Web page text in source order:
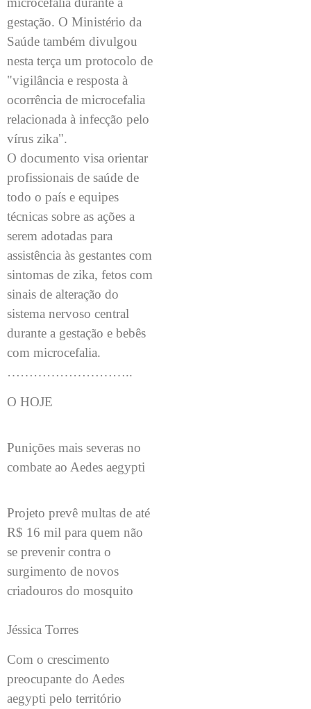
gestação. O Ministério da
Saúde também divulgou
nesta terça um protocolo de
"vigilância e resposta à
ocorrência de microcefalia
relacionada à infecção pelo
vírus zika".
O documento visa orientar
profissionais de saúde de
todo o país e equipes
técnicas sobre as ações a
serem adotadas para
assistência às gestantes com
sintomas de zika, fetos com
sinais de alteração do
sistema nervoso central
durante a gestação e bebês
com microcefalia.
………………………..
O HOJE
Punições mais severas no
combate ao Aedes aegypti
Projeto prevê multas de até
R$ 16 mil para quem não
se prevenir contra o
surgimento de novos
criadouros do mosquito
Jéssica Torres
Com o crescimento
preocupante do Aedes
aegypti pelo território